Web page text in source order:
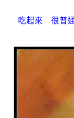
吃起來 很普